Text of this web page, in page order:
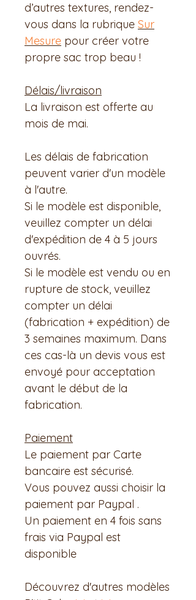
d’autres textures, rendez-
vous dans la rubrique Sur
Mesure pour créer votre
propre sac trop beau !
Délais/livraison
La livraison est offerte au
mois de mai.
Les délais de fabrication
peuvent varier d'un modèle
à l'autre.
Si le modèle est disponible,
veuillez compter un délai
d'expédition de 4 à 5 jours
ouvrés.
Si le modèle est vendu ou en
rupture de stock, veuillez
compter un délai
(fabrication + expédition) de
3 semaines maximum. Dans
ces cas-là un devis vous est
envoyé pour acceptation
avant le début de la
fabrication.
Paiement
Le paiement par Carte
bancaire est sécurisé.
Vous pouvez aussi choisir la
paiement par Paypal .
Un paiement en 4 fois sans
frais via Paypal est
disponible
Découvrez d'autres modèles